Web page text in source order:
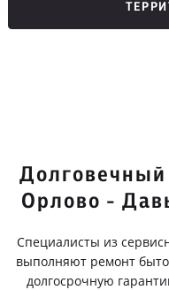
Долговечный
Орлово -
Специалисты из
выполняют ремонт
долгосрочную